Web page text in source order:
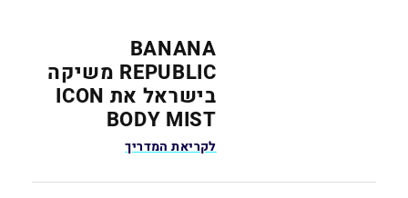
BANANA
REPUBLIC משיקה
בישראל את ICON
BODY MIST
לקריאת המדריך